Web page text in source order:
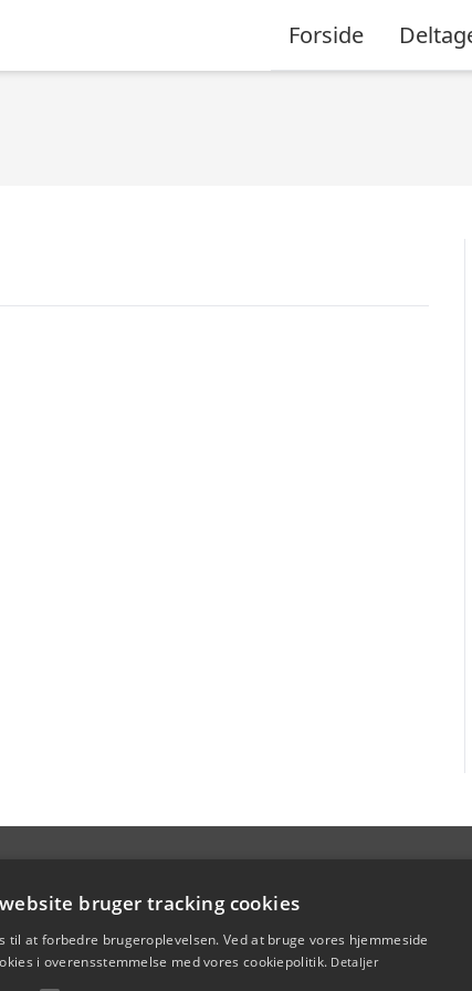
Forside
bruger tracking cookies
til at forbedre brugeroplevelsen. Ved at bruge vores hjemmeside
i overensstemmelse med vores cookiepolitik. Detaljer